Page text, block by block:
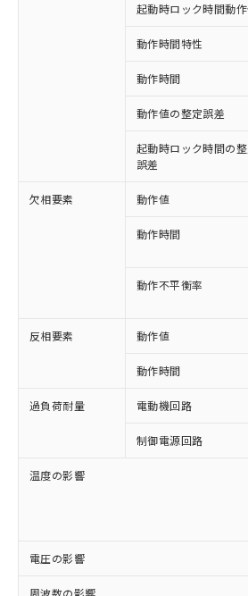
起動時ロック時間動
動作時間特性
動作時間
動作値の整定誤差
起動時ロック時間の
誤差
欠相要素 動作値
動作時間
動作不平衡率
反相要素 動作値
動作時間
過負荷耐量 電動機回路
制御電源回路
温度の影響
電圧の影響
周波数の影響
ご利用条件
以下の条件をお読みいただき
ご利用ください。
本サービスは、当社制
(税抜)を提供させてい
当社制御機器事業取扱
本サービスの対象外と
在庫状況および標準価
記載している更新日時
タに基づき作成される
覧された時点での実際
※1 対応状況
対応済み：EU RoHS指令
非含有に対応した製品が提
対応予定：EU RoHS指令（
有に対応した製品に切り替
対応予定なし：EU RoHS指
非含有に非対応の商品で、対
調査・確認中：EU RoHS指
非含有の対応状況を調査中
商品です。
非該当品：ライセンス料など
害物質有無と関係のない商品
仕入先様の事情により、非含
いたものが、含有品と判明し
ミウム(Cd) 100ppm以下、
六価クロム(Cr(Ⅵ)) 1000ppm以下、
類(PBB) 1000ppm以下、ポリ臭化ジフ
「○」：最大均質材料含有率
基準値以下であることを示し
「×」：最大均質材料含有率
基準値を超えていることを示
「－」：未確認です。当社販
*中国RoHS10物質の基準値 (GB/
Pb(鉛) :1000ppm、 Hg(水銀) :
Cr(Ⅵ)(六価クロム) : 1000ppm、
当社は、これら貴社製
為替および外国貿易法
（以下｢規制貨物等」
または国外への提供す
国政府の輸出許可(また
可)を取得するなどの必